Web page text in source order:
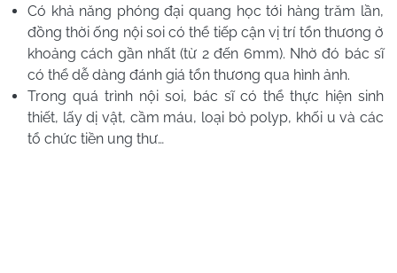
Có khả năng phóng đại quang học tới hàng trăm lần,
đồng thời ống nội soi có thể tiếp cận vị trí tổn thương ở
khoảng cách gần nhất (từ 2 đến 6mm). Nhờ đó bác sĩ
có thể dễ dàng đánh giá tổn thương qua hình ảnh.
Trong quá trình nội soi, bác sĩ có thể thực hiện sinh
thiết, lấy dị vật, cầm máu, loại bỏ polyp, khối u và các
tổ chức tiền ung thư…